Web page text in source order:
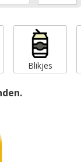
Blikjes